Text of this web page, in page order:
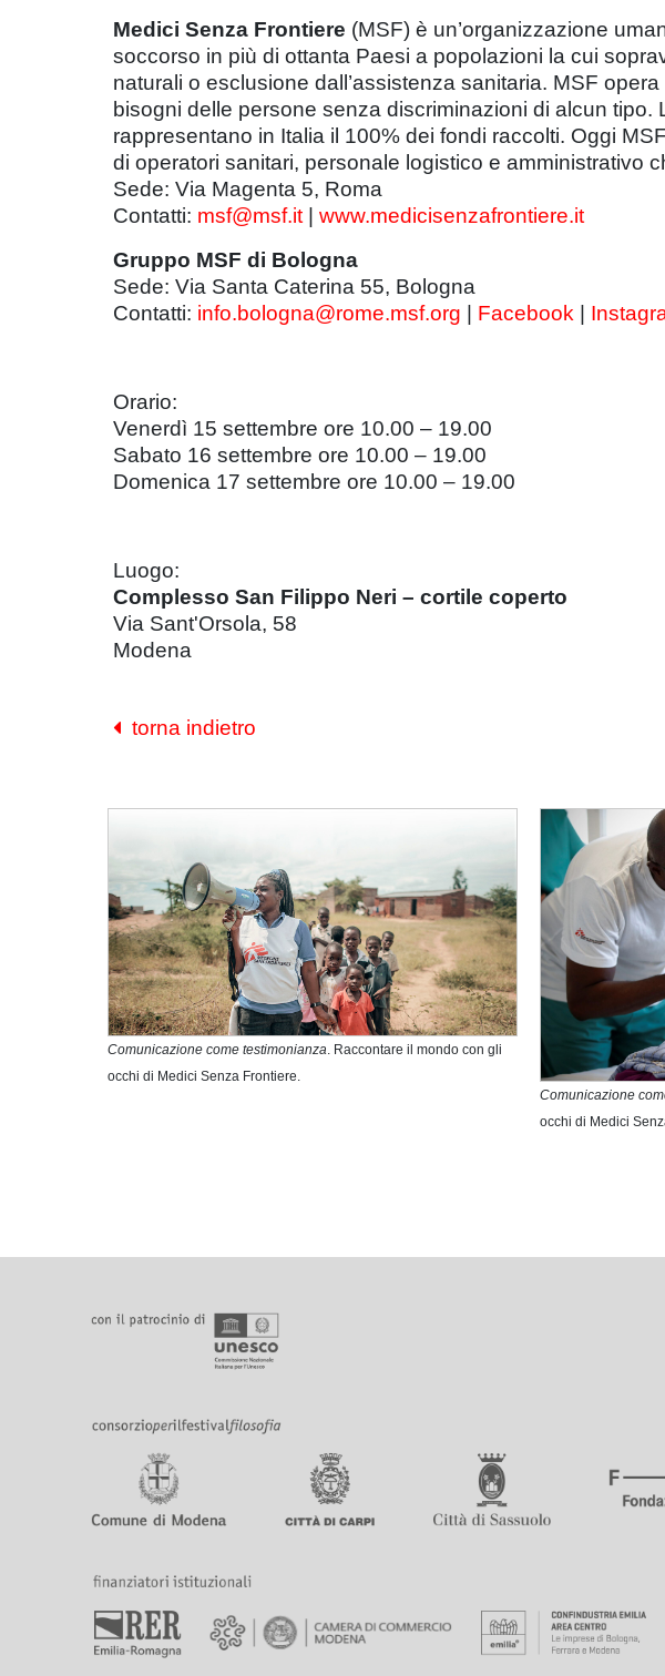
Medici Senza Frontiere (MSF) è un’organizzazione
soccorso in più di ottanta Paesi a popolazioni la cui
naturali o esclusione dall’assistenza sanitaria. MSF
bisogni delle persone senza discriminazioni di alcun
rappresentano in Italia il 100% dei fondi raccolti. Oggi
di operatori sanitari, personale logistico e amministrativo
Sede: Via Magenta 5, Roma
Contatti: msf@msf.it
www.medicisenzafrontiere.it
Gruppo MSF di Bologna
Sede: Via Santa Caterina 55, Bologna
Contatti: info.bologna@rome.msf.org Facebook
Orario:
Venerdì 15 settembre ore 10.00 – 19.00
Sabato 16 settembre ore 10.00 – 19.00
Domenica 17 settembre ore 10.00 – 19.00
Luogo:
Complesso San Filippo Neri – cortile coperto
Via Sant'Orsola, 58
Modena
torna indietro
Comunicazione come testimonianza. Raccontare il mondo con gli
occhi di Medici Senza Frontiere.
Comunicazione
occhi di Medici